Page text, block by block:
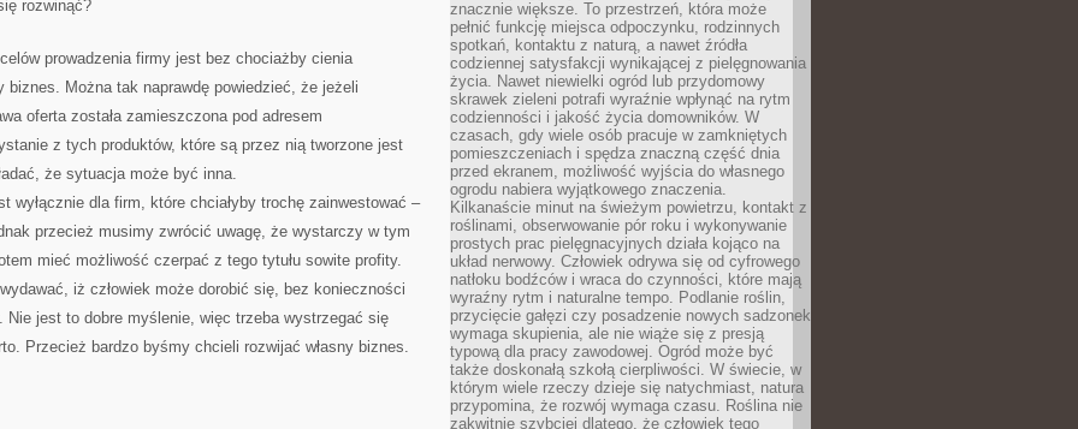
rozwinąć?
prowadzenia firmy jest bez chociażby cienia
biznes. Można tak naprawdę powiedzieć, że jeżeli
oferta została zamieszczona pod adresem
z tych produktów, które są przez nią tworzone jest
że sytuacja może być inna.
wyłącznie dla firm, które chciałyby trochę zainwestować –
przecież musimy zwrócić uwagę, że wystarczy w tym
mieć możliwość czerpać z tego tytułu sowite profity.
iż człowiek może dorobić się, bez konieczności
Nie jest to dobre myślenie, więc trzeba wystrzegać się
Przecież bardzo byśmy chcieli rozwijać własny biznes.
znacznie większe. To przestrzeń, która może
pełnić funkcję miejsca odpoczynku, rodzinnych
spotkań, kontaktu z naturą, a nawet źródła
codziennej satysfakcji wynikającej z pielęgnowania
życia. Nawet niewielki ogród lub przydomowy
skrawek zieleni potrafi wyraźnie wpłynąć na rytm
codzienności i jakość życia domowników. W
czasach, gdy wiele osób pracuje w zamkniętych
pomieszczeniach i spędza znaczną część dnia
przed ekranem, możliwość wyjścia do własnego
ogrodu nabiera wyjątkowego znaczenia.
Kilkanaście minut na świeżym powietrzu, kontakt z
roślinami, obserwowanie pór roku i wykonywanie
prostych prac pielęgnacyjnych działa kojąco na
układ nerwowy. Człowiek odrywa się od cyfrowego
natłoku bodźców i wraca do czynności, które mają
wyraźny rytm i naturalne tempo. Podlanie roślin,
przycięcie gałęzi czy posadzenie nowych sadzonek
wymaga skupienia, ale nie wiąże się z presją
typową dla pracy zawodowej. Ogród może być
także doskonałą szkołą cierpliwości. W świecie, w
którym wiele rzeczy dzieje się natychmiast, natura
przypomina, że rozwój wymaga czasu. Roślina nie
zakwitnie szybciej dlatego, że człowiek tego